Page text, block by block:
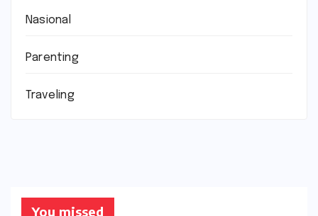
Nasional
Parenting
Traveling
You missed